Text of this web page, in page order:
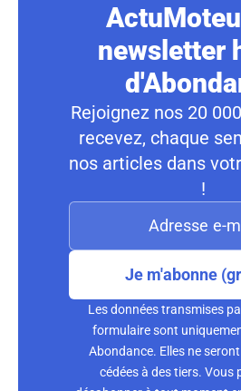
newsletter
Rejoignez nos 20
recevez, chaque
nos articles dans
!
Je m'abonne
Les données transmises
formulaire sont
Abondance. Elles ne
cédées à des tiers. Vous